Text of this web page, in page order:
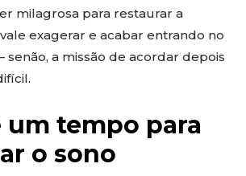
milagrosa para restaurar a
exagerar e acabar entrando no
senão, a missão de acordar depois
um tempo para
o sono